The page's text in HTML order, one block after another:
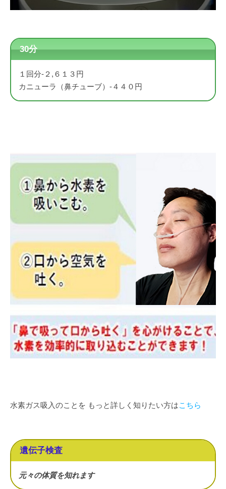
30分
１回分-２,６１３円
カニューラ（鼻チューブ）-４４０円
水素ガス吸入のことを もっと詳しく知りたい方はこちら
遺伝子検査
元々の体質を知れます